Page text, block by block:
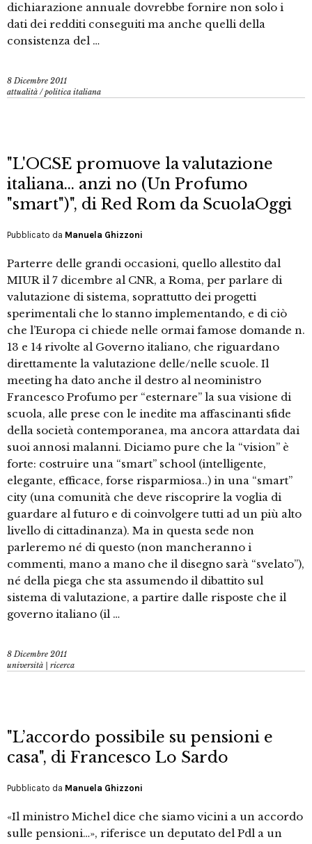
dichiarazione annuale dovrebbe fornire non solo i
dati dei redditi conseguiti ma anche quelli della
consistenza del …
8 Dicembre 2011
attualità /politica italiana
"L'OCSE promuove la valutazione
italiana… anzi no (Un Profumo
"smart")", di Red Rom da ScuolaOggi
Pubblicato da Manuela Ghizzoni
Parterre delle grandi occasioni, quello allestito dal
MIUR il 7 dicembre al CNR, a Roma, per parlare di
valutazione di sistema, soprattutto dei progetti
sperimentali che lo stanno implementando, e di ciò
che l’Europa ci chiede nelle ormai famose domande n.
13 e 14 rivolte al Governo italiano, che riguardano
direttamente la valutazione delle/nelle scuole. Il
meeting ha dato anche il destro al neoministro
Francesco Profumo per “esternare” la sua visione di
scuola, alle prese con le inedite ma affascinanti sfide
della società contemporanea, ma ancora attardata dai
suoi annosi malanni. Diciamo pure che la “vision” è
forte: costruire una “smart” school (intelligente,
elegante, efficace, forse risparmiosa..) in una “smart”
city (una comunità che deve riscoprire la voglia di
guardare al futuro e di coinvolgere tutti ad un più alto
livello di cittadinanza). Ma in questa sede non
parleremo né di questo (non mancheranno i
commenti, mano a mano che il disegno sarà “svelato”),
né della piega che sta assumendo il dibattito sul
sistema di valutazione, a partire dalle risposte che il
governo italiano (il …
8 Dicembre 2011
università | ricerca
"L’accordo possibile su pensioni e
casa", di Francesco Lo Sardo
Pubblicato da Manuela Ghizzoni
«Il ministro Michel dice che siamo vicini a un accordo
sulle pensioni…», riferisce un deputato del Pdl a un